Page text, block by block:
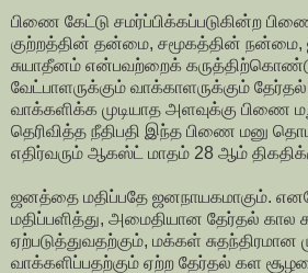
பிணை கேட்டு சமர்ப்பிக்கப்படுகின்ற
குற்றத்தின் தன்மை, சமூகத்தின் நன்மை,
சுயாதீனம் என்பவற்றைக்
வேட்பாளருக்கும் வாக்காளருக்கும்
வாக்களிக்க முடியாத அளவுக்கு பிணை
தெரிவித்த நீதிபதி இந்த பிணை மனு
எதிர்வரும் ஆகஸ்ட் மாதம் 28 ஆம்
ஜனத்தை மதிப்பதே ஜனநாயகமாகும்.
மதிப்பளித்து, அமைதியான தேர்தல்
ஏற்படுத்துவதற்கும், மக்கள் சுதந்திரமான
வாக்களிப்பதற்கும் ஏற்ற தேர்தல் கள